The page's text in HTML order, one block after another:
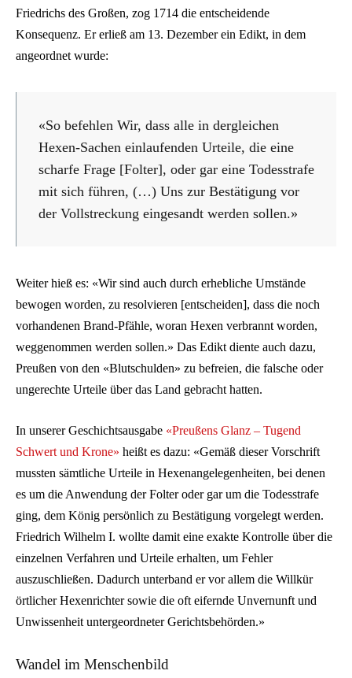
Friedrichs des Großen, zog 1714 die entscheidende
Konsequenz. Er erließ am 13. Dezember ein Edikt, in dem
angeordnet wurde:
«So befehlen Wir, dass alle in dergleichen
Hexen-Sachen einlaufenden Urteile, die eine
scharfe Frage [Folter], oder gar eine Todesstrafe
mit sich führen, (…) Uns zur Bestätigung vor
der Vollstreckung eingesandt werden sollen.»
Weiter hieß es: «Wir sind auch durch erhebliche Umstände
bewogen worden, zu resolvieren [entscheiden], dass die noch
vorhandenen Brand-Pfähle, woran Hexen verbrannt worden,
weggenommen werden sollen.» Das Edikt diente auch dazu,
Preußen von den «Blutschulden» zu befreien, die falsche oder
ungerechte Urteile über das Land gebracht hatten.
In unserer Geschichtsausgabe «Preußens Glanz – Tugend
Schwert und Krone» heißt es dazu: «Gemäß dieser Vorschrift
mussten sämtliche Urteile in Hexenangelegenheiten, bei denen
es um die Anwendung der Folter oder gar um die Todesstrafe
ging, dem König persönlich zu Bestätigung vorgelegt werden.
Friedrich Wilhelm I. wollte damit eine exakte Kontrolle über die
einzelnen Verfahren und Urteile erhalten, um Fehler
auszuschließen. Dadurch unterband er vor allem die Willkür
örtlicher Hexenrichter sowie die oft eifernde Unvernunft und
Unwissenheit untergeordneter Gerichtsbehörden.»
Wandel im Menschenbild